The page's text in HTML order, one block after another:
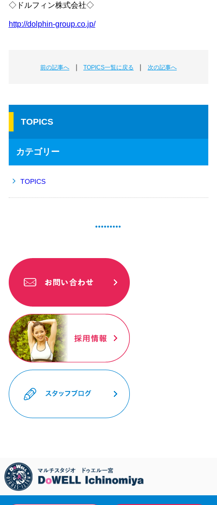
◇ドルフィン株式会社◇
http://dolphin-group.co.jp/
前の記事へ ｜ TOPICS一覧に戻る ｜ 次の記事へ
TOPICS
カテゴリー
TOPICS